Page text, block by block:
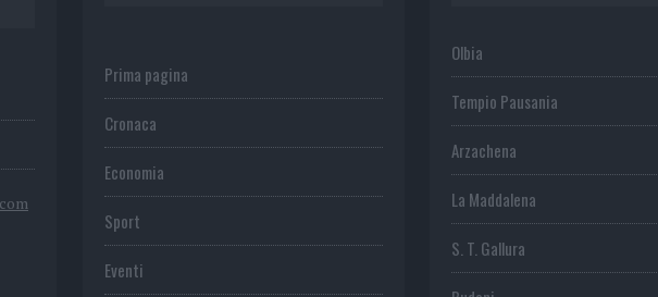
Prima pagina
Cronaca
Economia
Sport
Eventi
Olbia
Tempio Pausania
Arzachena
La Maddalena
S. T. Gallura